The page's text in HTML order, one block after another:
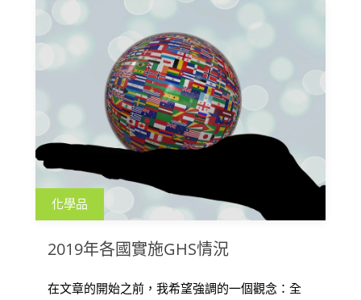
化學品
2019年各國實施GHS情況
在文章的開始之前，我希望強調的一個觀念：全